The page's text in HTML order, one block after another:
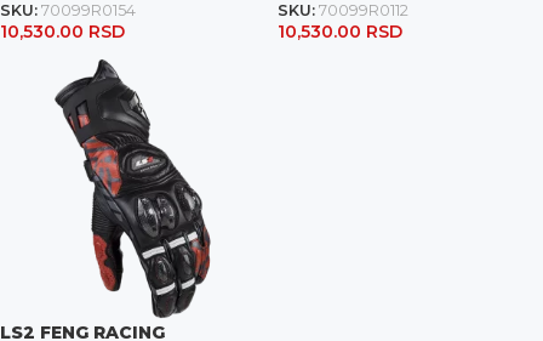
SKU: 70099R0154
10,530.00 RSD
SKU: 70099R0112
10,530.00 RSD
LS2 FENG RACING